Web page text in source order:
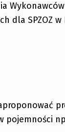
dla SPZOZ